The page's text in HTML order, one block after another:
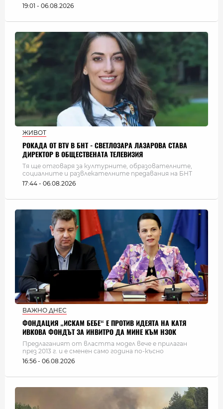
19:01 - 06.08.2026
ЖИВОТ
РОКАДА ОТ BTV В БНТ - СВЕТЛОЗАРА ЛАЗАРОВА СТАВА
ДИРЕКТОР В ОБЩЕСТВЕНАТА ТЕЛЕВИЗИЯ
Тя ще отговаря за културните, образователните,
социалните и развлекателните предавания на БНТ
17:44 - 06.08.2026
ВАЖНО ДНЕС
ФОНДАЦИЯ „ИСКАМ БЕБЕ“ Е ПРОТИВ ИДЕЯТА НА КАТЯ
ИВКОВА ФОНДЪТ ЗА ИНВИТРО ДА МИНЕ КЪМ НЗОК
Предлаганият от властта модел вече е прилаган
през 2013 г. и е сменен само година по-късно
16:56 - 06.08.2026